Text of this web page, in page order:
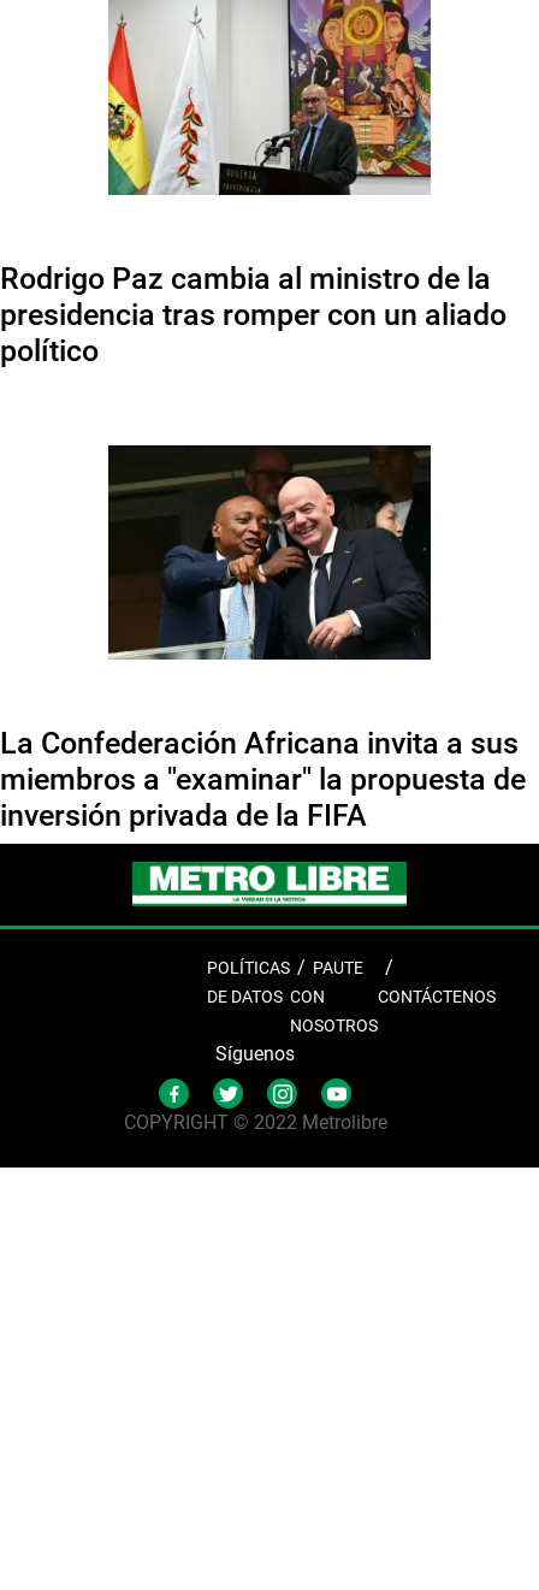
Rodrigo Paz cambia al ministro de la
presidencia tras romper con un aliado
político
La Confederación Africana invita a sus
miembros a "examinar" la propuesta de
inversión privada de la FIFA
POLÍTICAS
DE DATOS
PAUTE
CON
NOSOTROS
CONTÁCTENOS
Síguenos
COPYRIGHT © 2022 Metrolibre